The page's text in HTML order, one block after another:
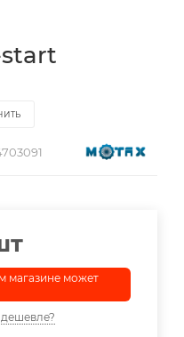
start
магазине может